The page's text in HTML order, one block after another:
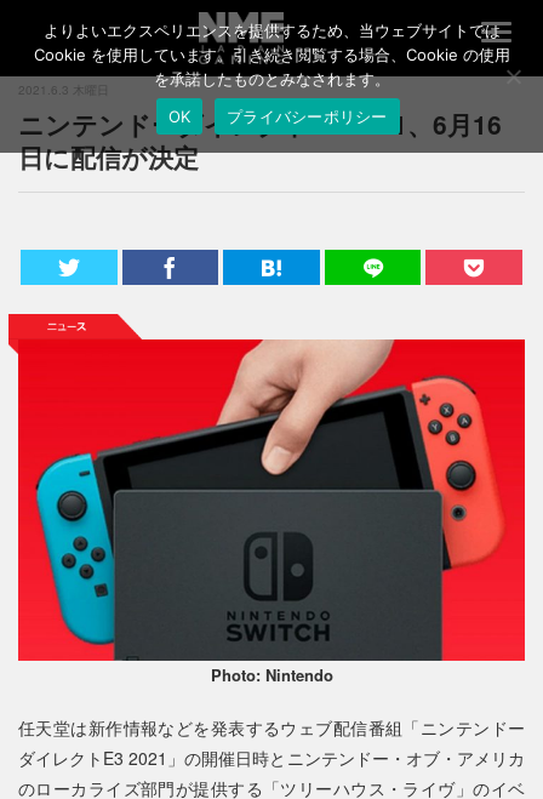
T
o
g
l
a
a
2021.6.3 木曜日
ニンテンドーダイレクトE3 2021、6月16
日に配信が決定
Photo: Nintendo
任天堂は新作情報などを発表するウェブ配信番組「ニンテンドー
ダイレクトE3 2021」の開催日時とニンテンドー・オブ・アメリカ
のローカライズ部門が提供する「ツリーハウス・ライヴ」のイベ
よりよいエクスペリエンスを提供するため、当ウェブサイトでは
Cookie を使用しています。引き続き閲覧する場合、Cookie の使用
を承諾したものとみなされます。
OK
プライバシーポリシー